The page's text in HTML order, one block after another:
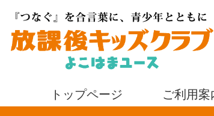
トップページ ご利用案